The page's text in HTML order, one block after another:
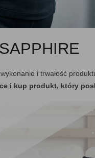
i trwałość
i kup produkt, który